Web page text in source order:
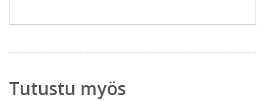
Tutustu myös